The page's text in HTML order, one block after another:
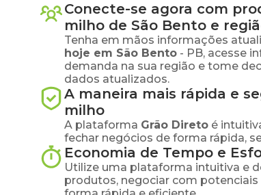
Conecte-se agora com
milho de São Bento e
Tenha em mãos informações
hoje em São Bento - PB, acesse
demanda na sua região e tome
dados atualizados.
A maneira mais rápida e
milho
A plataforma Grão Direto é
fechar negócios de forma rápida,
Economia de Tempo e
Utilize uma plataforma intuitiva e
produtos, negociar com